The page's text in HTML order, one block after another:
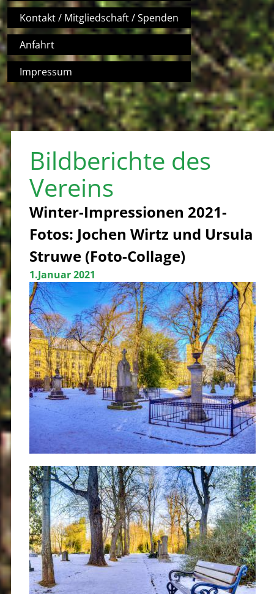
Kontakt / Mitgliedschaft / Spenden
Anfahrt
Impressum
Bildberichte des
Vereins
Winter-Impressionen 2021-
Fotos: Jochen Wirtz und Ursula
Struwe (Foto-Collage)
1.Januar 2021